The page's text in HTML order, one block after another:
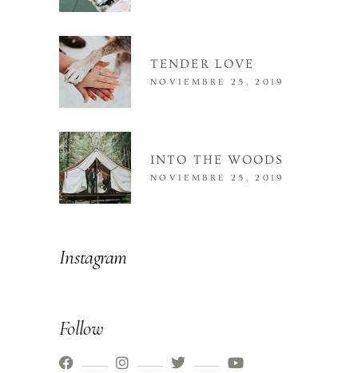
TENDER LOVE
NOVIEMBRE 25, 2019
INTO THE WOODS
NOVIEMBRE 25, 2019
Instagram
Follow